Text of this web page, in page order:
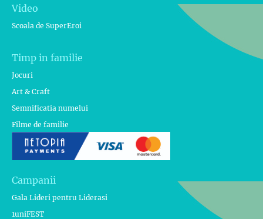
Video
Scoala de SuperEroi
Timp in familie
Jocuri
Art & Craft
Semnificatia numelui
Filme de familie
Campanii
Gala Lideri pentru Liderasi
1uniFEST